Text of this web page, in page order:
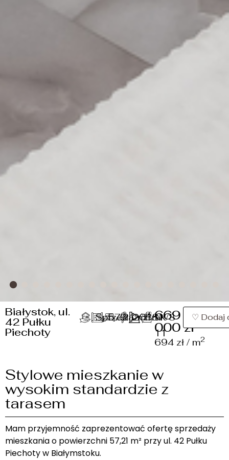
Białystok, ul.
42 Pułku
Piechoty
Sprzedaż
57.21 m2
3 2018Brak/3
1
669
000 zł
11
694 zł / m2
♡ Dodaj
Stylowe mieszkanie w
wysokim standardzie z
tarasem
Mam przyjemność zaprezentować ofertę sprzedaży
mieszkania o powierzchni 57,21 m² przy ul. 42 Pułku
Piechoty w Białymstoku.